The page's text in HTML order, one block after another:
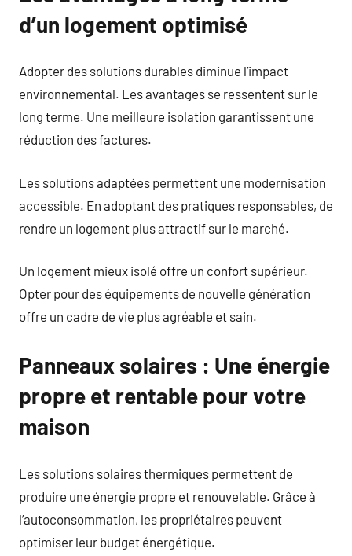
d’un logement optimisé
Adopter des solutions durables diminue l’impact
environnemental. Les avantages se ressentent sur le
long terme. Une meilleure isolation garantissent une
réduction des factures.
Les solutions adaptées permettent une modernisation
accessible. En adoptant des pratiques responsables, de
rendre un logement plus attractif sur le marché.
Un logement mieux isolé offre un confort supérieur.
Opter pour des équipements de nouvelle génération
offre un cadre de vie plus agréable et sain.
Panneaux solaires : Une énergie
propre et rentable pour votre
maison
Les solutions solaires thermiques permettent de
produire une énergie propre et renouvelable. Grâce à
l’autoconsommation, les propriétaires peuvent
optimiser leur budget énergétique.